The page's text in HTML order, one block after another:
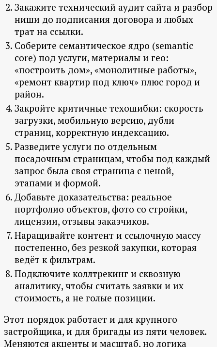
Закажите технический аудит сайта и разбор
ниши до подписания договора и любых
трат на ссылки.
Соберите семантическое ядро (semantic
core) под услуги, материалы и гео:
«построить дом», «монолитные работы»,
«ремонт квартир под ключ» плюс город и
район.
Закройте критичные техошибки: скорость
загрузки, мобильную версию, дубли
страниц, корректную индексацию.
Разведите услуги по отдельным
посадочным страницам, чтобы под каждый
запрос была своя страница с ценой,
этапами и формой.
Добавьте доказательства: реальное
портфолио объектов, фото со стройки,
лицензии, отзывы заказчиков.
Наращивайте контент и ссылочную массу
постепенно, без резкой закупки, которая
ведёт к фильтрам.
Подключите коллтрекинг и сквозную
аналитику, чтобы считать заявки и их
стоимость, а не голые позиции.
Этот порядок работает и для крупного
застройщика, и для бригады из пяти человек.
Меняются акценты и масштаб, но логика